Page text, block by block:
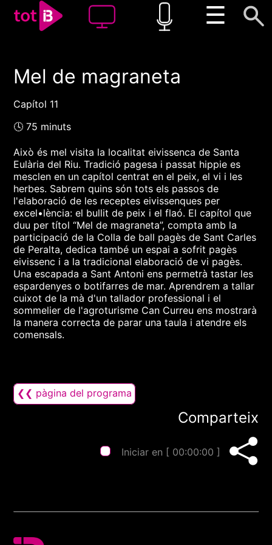
☰
00:00 00:00
Mel de magraneta
Capítol 11
🕓 75 minuts
Això és mel visita la localitat eivissenca de Santa
Eulària del Riu. Tradició pagesa i passat hippie es
mesclen en un capítol centrat en el peix, el vi i les
herbes. Sabrem quins són tots els passos de
l'elaboració de les receptes eivissenques per
excel•lència: el bullit de peix i el flaó. El capítol que
duu per títol “Mel de magraneta”, compta amb la
participació de la Colla de ball pagès de Sant Carles
de Peralta, dedica també un espai a sofrit pagès
eivissenc i a la tradicional elaboració de vi pagès.
Una escapada a Sant Antoni ens permetrà tastar les
espardenyes o botifarres de mar. Aprendrem a tallar
cuixot de la mà d'un tallador professional i el
sommelier de l'agroturisme Can Curreu ens mostrarà
la manera correcta de parar una taula i atendre els
comensals.
❮❮ pàgina del programa
Comparteix
Iniciar en [ 00:00:00 ]